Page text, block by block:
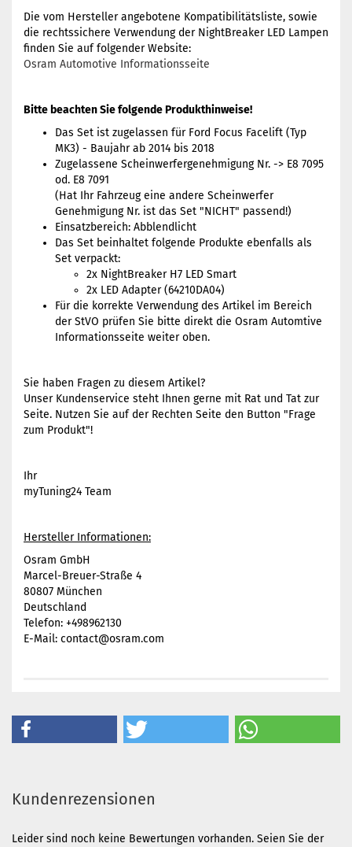
Die vom Hersteller angebotene Kompatibilitätsliste, sowie
die rechtssichere Verwendung der NightBreaker LED Lampen
finden Sie auf folgender Website:
Osram Automotive Informationsseite
Bitte beachten Sie folgende Produkthinweise!
Das Set ist zugelassen für Ford Focus Facelift (Typ
MK3) - Baujahr ab 2014 bis 2018
Zugelassene Scheinwerfergenehmigung Nr. -> E8 7095
od. E8 7091
(Hat Ihr Fahrzeug eine andere Scheinwerfer
Genehmigung Nr. ist das Set "NICHT" passend!)
Einsatzbereich: Abblendlicht
Das Set beinhaltet folgende Produkte ebenfalls als
Set verpackt:
2x NightBreaker H7 LED Smart
2x LED Adapter (64210DA04)
Für die korrekte Verwendung des Artikel im Bereich
der StVO prüfen Sie bitte direkt die Osram Automtive
Informationsseite weiter oben.
Sie haben Fragen zu diesem Artikel?
Unser Kundenservice steht Ihnen gerne mit Rat und Tat zur
Seite. Nutzen Sie auf der Rechten Seite den Button "Frage
zum Produkt"!
Ihr
myTuning24 Team
Hersteller Informationen:
Osram GmbH
Marcel-Breuer-Straße 4
80807 München
Deutschland
Telefon: +498962130
E-Mail: contact@osram.com
Kundenrezensionen
Leider sind noch keine Bewertungen vorhanden. Seien Sie der